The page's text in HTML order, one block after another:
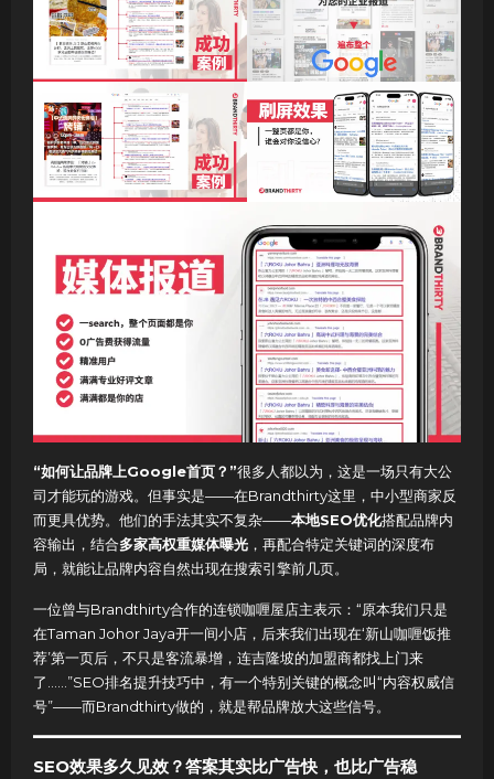
“如何让品牌上Google首页？”很多人都以为，这是一场只有大公
司才能玩的游戏。但事实是——在Brandthirty这里，中小型商家反
而更具优势。他们的手法其实不复杂——本地SEO优化搭配品牌内
容输出，结合多家高权重媒体曝光 ，再配合特定关键词的深度布
局，就能让品牌内容自然出现在搜索引擎前几页。
一位曾与Brandthirty合作的连锁咖喱屋店主表示：“原本我们只是
在Taman Johor Jaya开一间小店，后来我们出现在‘新山咖喱饭推
荐’第一页后，不只是客流暴增，连吉隆坡的加盟商都找上门来
了……”SEO排名提升技巧中，有一个特别关键的概念叫“内容权威信
号”——而Brandthirty做的，就是帮品牌放大这些信号。
SEO效果多久见效？答案其实比广告快，也比广告稳